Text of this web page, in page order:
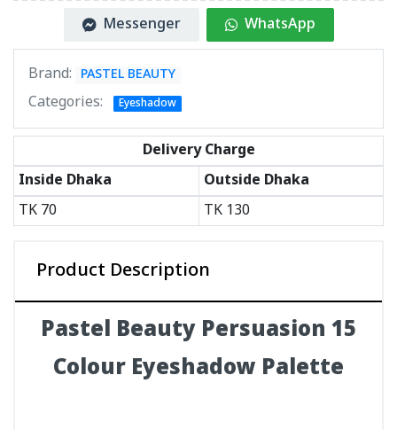
Messenger WhatsApp
Brand: PASTEL BEAUTY
Categories: Eyeshadow
Delivery Charge
Inside Dhaka
Outside Dhaka
TK 70 TK 130
Product Description
Pastel Beauty Persuasion 15
Colour Eyeshadow Palette